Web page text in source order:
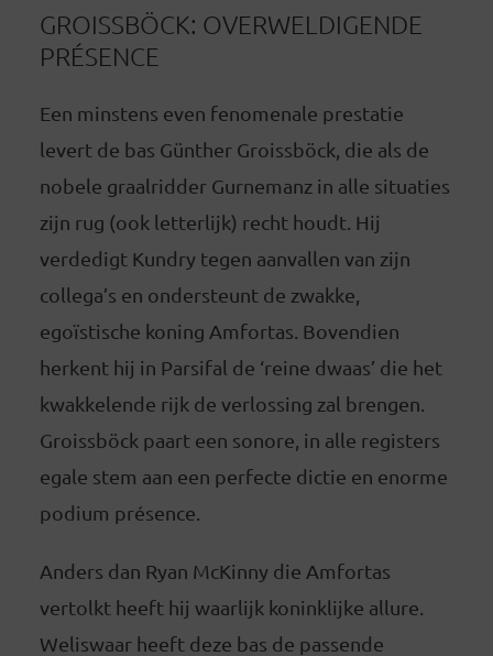
GROISSBÖCK: OVERWELDIGENDE
PRÉSENCE
Een minstens even fenomenale prestatie
levert de bas Günther Groissböck, die als de
nobele graalridder Gurnemanz in alle situaties
zijn rug (ook letterlijk) recht houdt. Hij
verdedigt Kundry tegen aanvallen van zijn
collega’s en ondersteunt de zwakke,
egoïstische koning Amfortas. Bovendien
herkent hij in Parsifal de ‘reine dwaas’ die het
kwakkelende rijk de verlossing zal brengen.
Groissböck paart een sonore, in alle registers
egale stem aan een perfecte dictie en enorme
podium présence.
Anders dan Ryan McKinny die Amfortas
vertolkt heeft hij waarlijk koninklijke allure.
Weliswaar heeft deze bas de passende